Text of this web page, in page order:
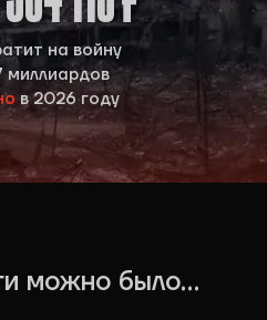
на войну
миллиардов
в 2026 году
можно было...